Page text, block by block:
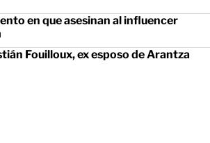
en que asesinan al influencer
Fouilloux, ex esposo de Arantza